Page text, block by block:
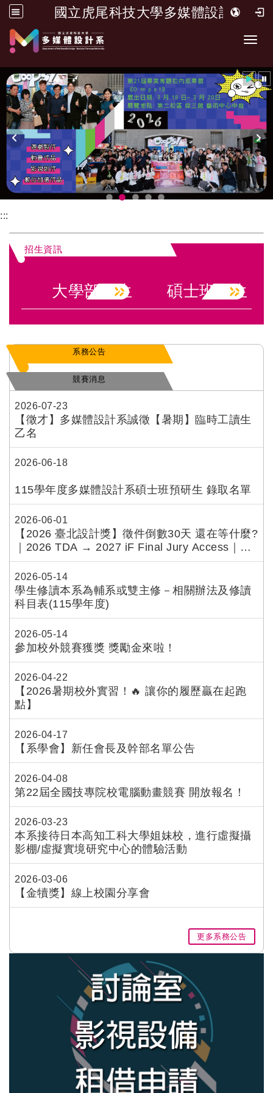
國立虎尾科技大學多媒體設計系
跳到主要內容 開啟
:::
招生資訊
大學部招生 碩士班招生
系務公告
競賽消息
2026-07-23
【徵才】多媒體設計系誠徵【暑期】臨時工讀生
乙名
2026-06-18
115學年度多媒體設計系碩士班預研生 錄取名單
2026-06-01
【2026 臺北設計獎】徵件倒數30天 還在等什麼?
｜2026 TDA → 2027 iF Final Jury Access｜
6/30 Deadline連結
2026-05-14
學生修讀本系為輔系或雙主修－相關辦法及修讀
科目表(115學年度)
2026-05-14
參加校外競賽獲獎 獎勵金來啦！
2026-04-22
【2026暑期校外實習！🔥 讓你的履歷贏在起跑
點】
2026-04-17
【系學會】新任會長及幹部名單公告
2026-04-08
第22屆全國技專院校電腦動畫競賽 開放報名！
2026-03-23
本系接待日本高知工科大學姐妹校，進行虛擬攝
影棚/虛擬實境研究中心的體驗活動
2026-03-06
【金犢獎】線上校園分享會
更多系務公告